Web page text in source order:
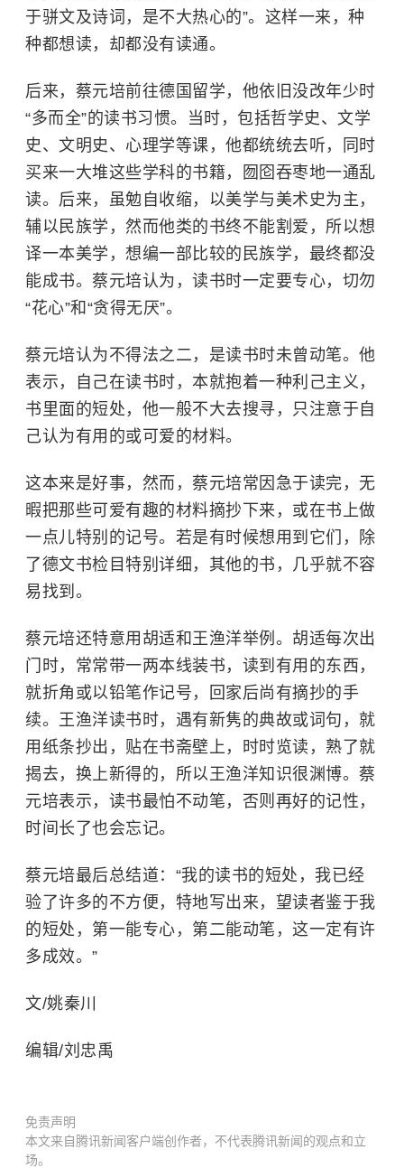
于骈文及诗词，是不大热心的”。这样一来，种
种都想读，却都没有读通。
后来，蔡元培前往德国留学，他依旧没改年少时
“多而全”的读书习惯。当时，包括哲学史、文学
史、文明史、心理学等课，他都统统去听，同时
买来一大堆这些学科的书籍，囫囵吞枣地一通乱
读。后来，虽勉自收缩，以美学与美术史为主，
辅以民族学，然而他类的书终不能割爱，所以想
译一本美学，想编一部比较的民族学，最终都没
能成书。蔡元培认为，读书时一定要专心，切勿
“花心”和“贪得无厌”。
蔡元培认为不得法之二，是读书时未曾动笔。他
表示，自己在读书时，本就抱着一种利己主义，
书里面的短处，他一般不大去搜寻，只注意于自
己认为有用的或可爱的材料。
这本来是好事，然而，蔡元培常因急于读完，无
暇把那些可爱有趣的材料摘抄下来，或在书上做
一点儿特别的记号。若是有时候想用到它们，除
了德文书检目特别详细，其他的书，几乎就不容
易找到。
蔡元培还特意用 胡适和王渔洋举例。胡适每次出
门时，常常带一两本线装书，读到有用的东西，
就折角或以铅笔作记号，回家后尚有摘抄的手
续。王渔洋读书时，遇有新隽的典故或词句，就
用纸条抄出，贴在书斋壁上，时时览读，熟了就
揭去，换上新得的，所以王渔洋知识很渊博。蔡
元培表示，读书最怕不动笔，否则再好的记性，
时间长了也会忘记。
蔡元培最后总结道：“我的读书的短处，我已经
验了许多的不方便，特地写出来，望读者鉴于我
的短处，第一能专心，第二能动笔，这一定有许
多成效。”
文/姚秦川
编辑/刘忠禹
免责声明
本文来自腾讯新闻客户端创作者，不代表腾讯新闻的观点和立
场。